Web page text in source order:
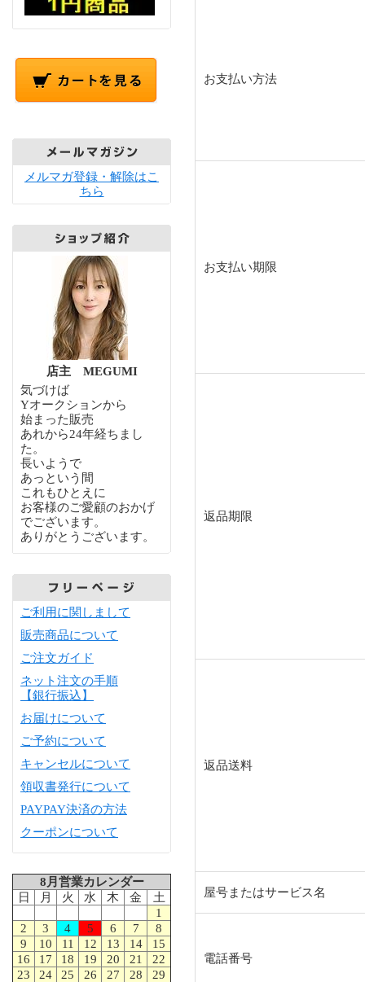
メルマガ登録・解除はこ
ちら
店主 MEGUMI
気づけば
Yオークションから
始まった販売
あれから24年経ちまし
た。
長いようで
あっという間
これもひとえに
お客様のご愛顧のおかげ
でございます。
ありがとうございます。
ご利用に関しまして
販売商品について
ご注文ガイド
ネット注文の手順
【銀行振込】
お届けについて
ご予約について
キャンセルについて
領収書発行について
PAYPAY決済の方法
クーポンについて
8月営業カレンダー
日
月 火 水 木 金
土
1
2
3 4 5 6 7
8
9
10 11 12 13 14
15
16
17 18 19 20 21
22
23
24 25 26 27 28
29
お支払い方法
お支払い期限
返品期限
返品送料
屋号またはサービス名
電話番号